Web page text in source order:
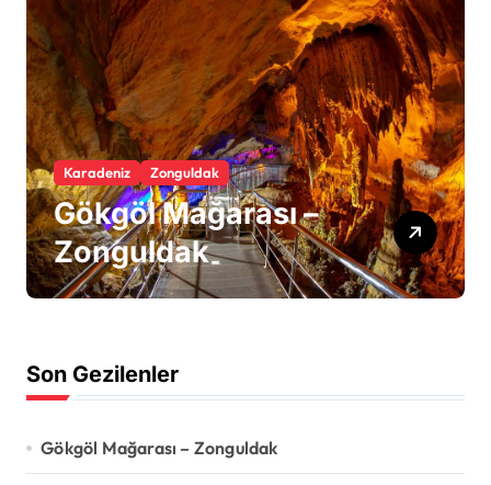
Karadeniz Zonguldak
Gökgöl Mağarası –
Zonguldak
Son Gezilenler
Gökgöl Mağarası – Zonguldak